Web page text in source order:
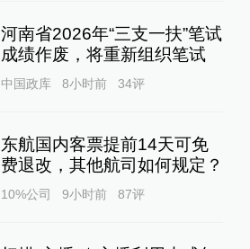
河南省2026年“三支一扶”笔试
成绩作废，将重新组织笔试
中国政库 8小时前 34评
东航国内客票提前14天可免
费退改，其他航司如何规定？
10%公司 9小时前 87评